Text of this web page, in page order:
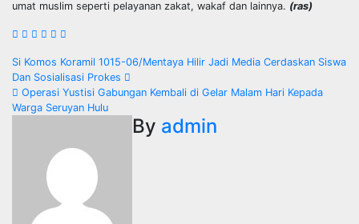
umat muslim seperti pelayanan zakat, wakaf dan lainnya. (ras)
N
a
Si Komos Koramil 1015-06/Mentaya Hilir Jadi Media Cerdaskan Siswa
Dan Sosialisasi Prokes
Operasi Yustisi Gabungan Kembali di Gelar Malam Hari Kepada
Warga Seruyan Hulu
By admin